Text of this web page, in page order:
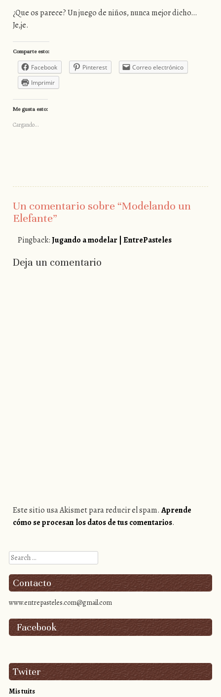
¿Que os parece? Un juego de niños, nunca mejor dicho…
Je,je.
Comparte esto:
Facebook Pinterest
Correo electrónico
Imprimir
Me gusta esto:
Cargando...
Un comentario sobre “Modelando un
Elefante”
Pingback:Jugando a modelar | EntrePasteles
Deja un comentario
Este sitio usa Akismet para reducir el spam.Aprende
cómo se procesan los datos de tus comentarios.
Search
Contacto
www.entrepasteles.com@gmail.com
Facebook
Twiter
Mis tuits